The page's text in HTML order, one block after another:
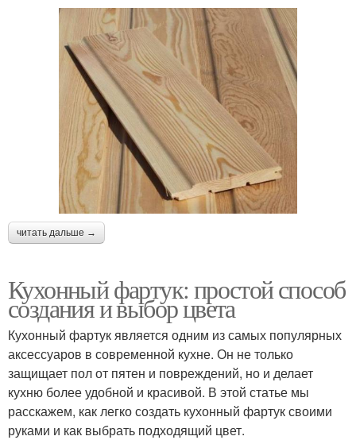
читать дальше →
Кухонный фартук: простой способ
создания и выбор цвета
Кухонный фартук является одним из самых популярных
аксессуаров в современной кухне. Он не только
защищает пол от пятен и повреждений, но и делает
кухню более удобной и красивой. В этой статье мы
расскажем, как легко создать кухонный фартук своими
руками и как выбрать подходящий цвет.